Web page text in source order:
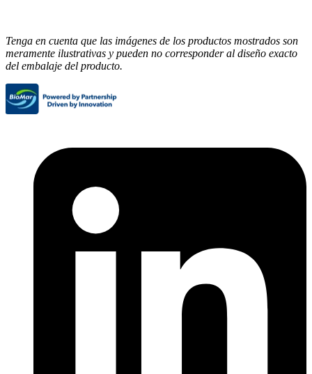
Tenga en cuenta que las imágenes de los productos mostrados son
meramente ilustrativas y pueden no corresponder al diseño exacto
del embalaje del producto.